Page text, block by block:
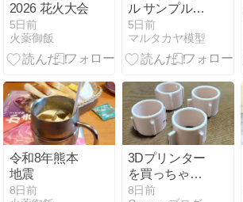
2026 花火大会
5日前
火薬御飯
ル サンプルキ
ット
5日前
マルタカヤ模型
令和8年熊本
地震
8日前
3Dプリンター
を買っちゃい
ました（6）
8日前